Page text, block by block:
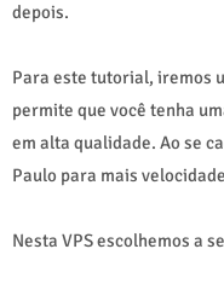
depois.
Para este tutorial, iremos
permite que você tenha
em alta qualidade. Ao se
Paulo para mais
Nesta VPS escolhemos a